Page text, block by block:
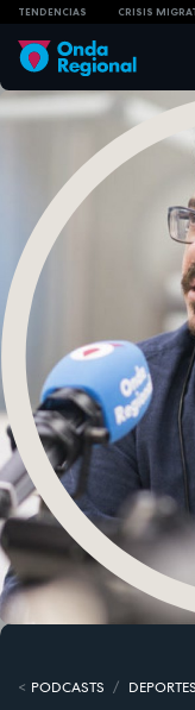
TENDENCIAS CRISIS
PODCASTS DEPORTES